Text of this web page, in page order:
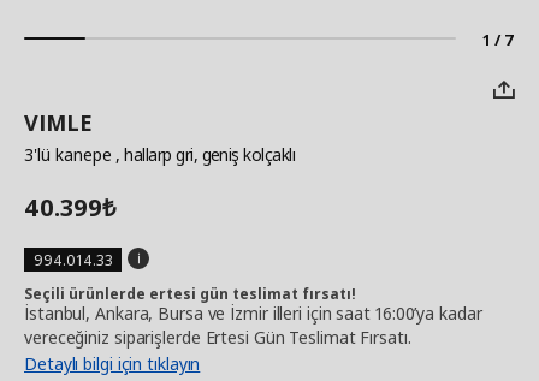
1 / 7
VIMLE
3'lü kanepe , hallarp gri, geniş kolçaklı
40.399₺
994.014.33
Seçili ürünlerde ertesi gün teslimat fırsatı!
İstanbul, Ankara, Bursa ve İzmir illeri için saat 16:00’ya kadar
vereceğiniz siparişlerde Ertesi Gün Teslimat Fırsatı.
Detaylı bilgi için tıklayın